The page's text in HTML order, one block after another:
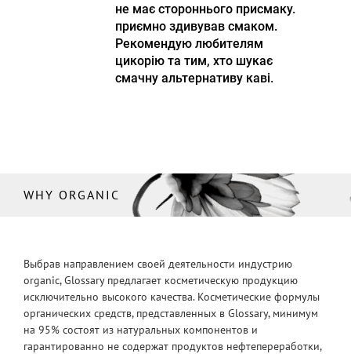
не має стороннього присмаку.
приємно здивував смаком.
Рекомендую любителям
цикорію та тим, хто шукає
смачну альтернативу каві.
WHY ORGANIC
Выбрав направлением своей деятельности индустрию
organic, Glossary предлагает косметическую продукцию
исключительно высокого качества. Косметические формулы
органических средств, представленных в Glossary, минимум
на 95% состоят из натуральных компонентов и
гарантированно не содержат продуктов нефтепереработки,